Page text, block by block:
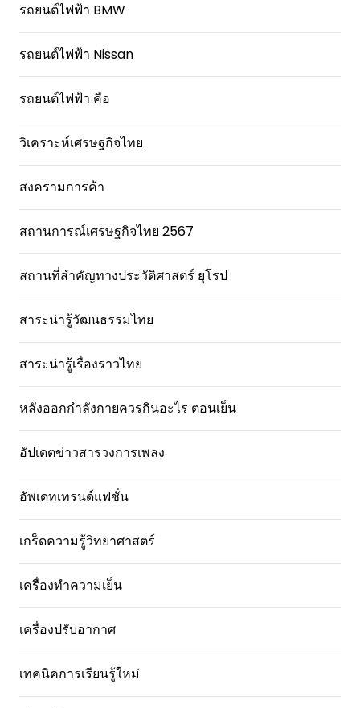
รถยนต์ไฟฟ้า BMW
รถยนต์ไฟฟ้า Nissan
รถยนต์ไฟฟ้า คือ
วิเคราะห์เศรษฐกิจไทย
สงครามการค้า
สถานการณ์เศรษฐกิจไทย 2567
สถานที่สําคัญทางประวัติศาสตร์ ยุโรป
สาระน่ารู้วัฒนธรรมไทย
สาระน่ารู้เรื่องราวไทย
หลังออกกําลังกายควรกินอะไร ตอนเย็น
อัปเดตข่าวสารวงการเพลง
อัพเดทเทรนด์แฟชั่น
เกร็ดความรู้วิทยาศาสตร์
เครื่องทำความเย็น
เครื่องปรับอากาศ
เทคนิคการเรียนรู้ใหม่